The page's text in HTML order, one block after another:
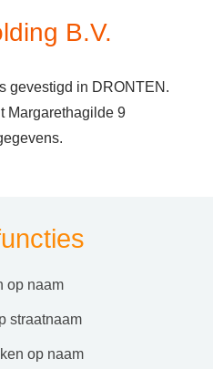
B.V.
gevestigd in DRONTEN.
Margarethagilde 9
op naam
straatnaam
op naam